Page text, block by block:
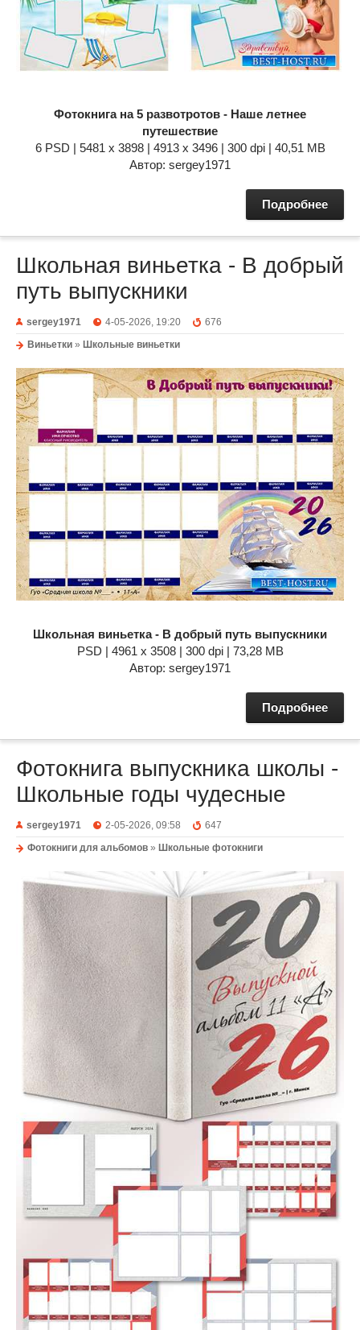
Фотокнига на 5 развотротов - Наше летнее
путешествие
6 PSD | 5481 x 3898 | 4913 x 3496 | 300 dpi | 40,51 MB
Автор: sergey1971
Подробнее
Школьная виньетка - В добрый
путь выпускники
sergey1971 4-05-2026, 19:20
676
Виньетки » Школьные виньетки
Школьная виньетка - В добрый путь выпускники
PSD | 4961 x 3508 | 300 dpi | 73,28 MB
Автор: sergey1971
Подробнее
Фотокнига выпускника школы -
Школьные годы чудесные
sergey1971 2-05-2026, 09:58
647
Фотокниги для альбомов » Школьные фотокниги